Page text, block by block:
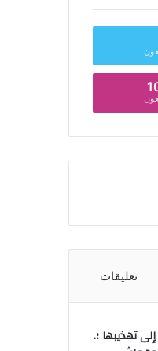
تعليقات
تهذيبها ؛.